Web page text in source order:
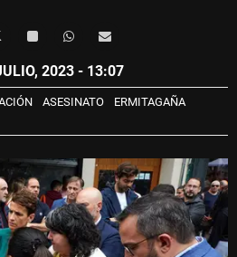
2023 - 13:07
ASESINATO
ERMITAGAÑA